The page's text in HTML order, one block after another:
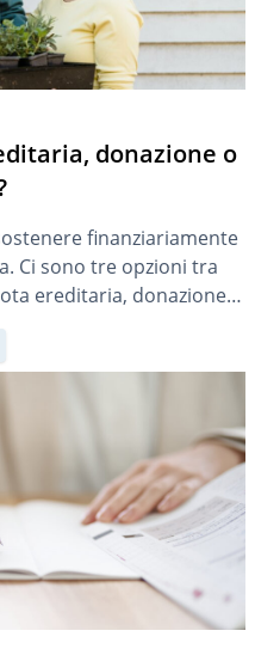
donazione o
finanziariamente
Ci sono tre opzioni tra
ereditaria, donazione o
conseguenze legali e